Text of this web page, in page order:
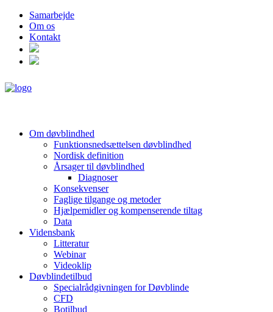
Samarbejde
Om os
Kontakt
Om døvblindhed
Funktionsnedsættelsen døvblindhed
Nordisk definition
Årsager til døvblindhed
Diagnoser
Konsekvenser
Faglige tilgange og metoder
Hjælpemidler og kompenserende tiltag
Data
Vidensbank
Litteratur
Webinar
Videoklip
Døvblindetilbud
Specialrådgivningen for Døvblinde
CFD
Botilbud